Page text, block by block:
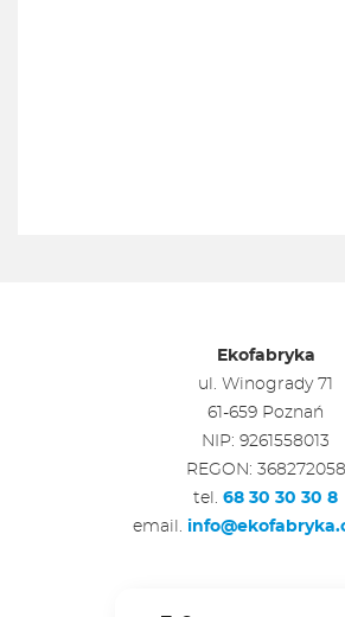
Ekofabryka
ul. Winogrady 71
61-659 Poznań
NIP: 9261558013
REGON: 368272058
tel. 68 30 30 30 8
email.